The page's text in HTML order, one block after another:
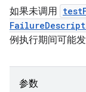
如果未调用
例执行期间可能
参数